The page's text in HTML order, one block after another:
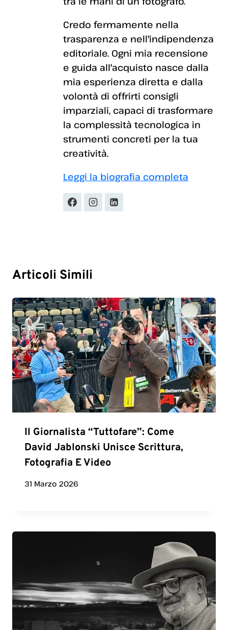
Credo fermamente nella
trasparenza e nell'indipendenza
editoriale. Ogni mia recensione
e guida all'acquisto nasce dalla
mia esperienza diretta e dalla
volontà di offrirti consigli
imparziali, capaci di trasformare
la complessità tecnologica in
strumenti concreti per la tua
creatività.
Leggi la biografia completa
Articoli Simili
Il Giornalista “Tuttofare”: Come
David Jablonski Unisce Scrittura,
Fotografia E Video
31 Marzo 2026